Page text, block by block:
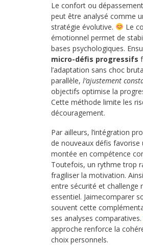
Le confort ou
peut être analysé comme
stratégie évolutive.
Le
émotionnel permet de
bases psychologiques.
micro-défis progressifs
l’adaptation sans choc
parallèle, l’ajustement
objectifs optimise la
Cette méthode limite les
découragement.
Par ailleurs, l’intégration
de nouveaux défis favorise
montée en compétence
Toutefois, un rythme trop
fragiliser la motivation.
entre sécurité et challenge
essentiel. Jaimecomparer
souvent cette
ses analyses comparatives.
approche renforce la
choix personnels.